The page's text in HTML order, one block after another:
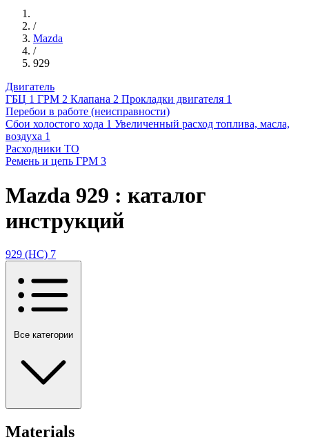
/
Mazda
/
929
Двигатель
ГБЦ 1 ГРМ 2 Клапана 2 Прокладки двигателя 1
Перебои в работе (неисправности)
Сбои холостого хода 1 Увеличенный расход топлива, масла,
воздуха 1
Расходники ТО
Ремень и цепь ГРМ 3
Mazda 929 : каталог
инструкций
929 (HC) 7
Все категории
Materials